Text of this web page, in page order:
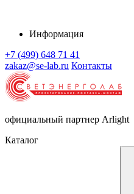
Информация
+7 (499) 648 71 41
zakaz@se-lab.ru Контакты
официальный партнер Arlight
Каталог